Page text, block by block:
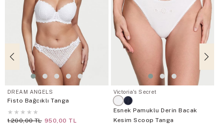
DREAM ANGELS
Fisto Bağcıklı Tanga
★ ★ ★ ★ ★
1.200,00 TL 950,00 TL
Victoria's Secret
Esnek Pamuklu Derin Bacak
Kesim Scoop Tanga